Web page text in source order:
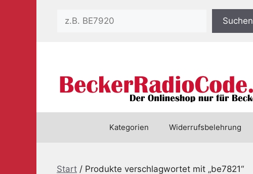
Suchen
Kategorien Widerrufsbelehrung
Start / Produkte verschlagwortet mit „be7821“